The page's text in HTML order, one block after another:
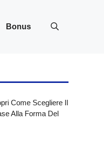
Bonus
Come Scegliere Il
Alla Forma Del